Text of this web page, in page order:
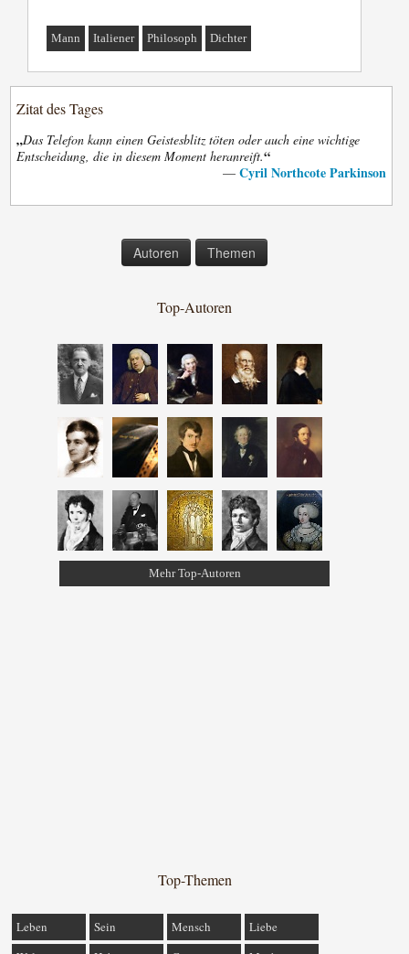
Mann Italiener Philosoph Dichter
Zitat des Tages
„Das Telefon kann einen Geistesblitz töten oder auch eine wichtige
Entscheidung, die in diesem Moment heranreift.“
— Cyril Northcote Parkinson
Autoren Themen
Top-Autoren
Mehr Top-Autoren
Top-Themen
Leben Sein Mensch
Liebe